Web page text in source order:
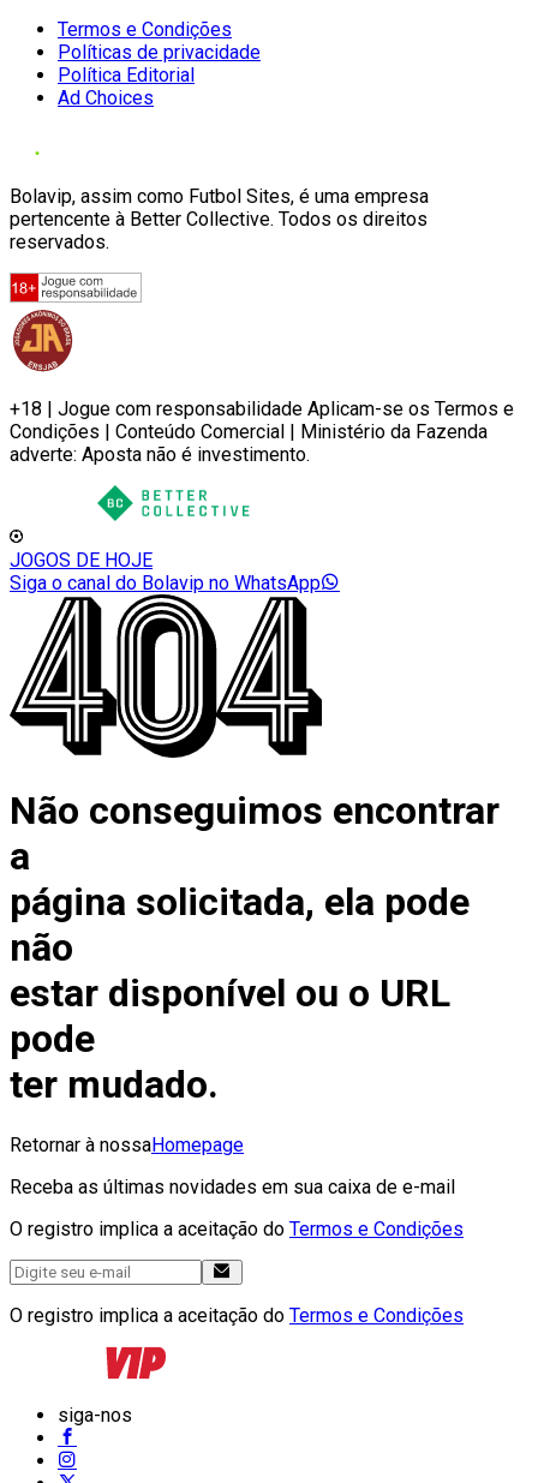
Termos e Condições
Políticas de privacidade
Política Editorial
Ad Choices
Bolavip, assim como Futbol Sites, é uma empresa
pertencente à Better Collective. Todos os direitos
reservados.
+18 | Jogue com responsabilidade Aplicam-se os Termos e
Condições | Conteúdo Comercial | Ministério da Fazenda
adverte: Aposta não é investimento.
JOGOS DE HOJE
Siga o canal do Bolavip no WhatsApp
Não conseguimos encontrar
a
página solicitada, ela pode
não
estar disponível ou o URL
pode
ter mudado.
Retornar à nossaHomepage
Receba as últimas novidades em sua caixa de e-mail
O registro implica a aceitação do Termos e Condições
O registro implica a aceitação do Termos e Condições
siga-nos